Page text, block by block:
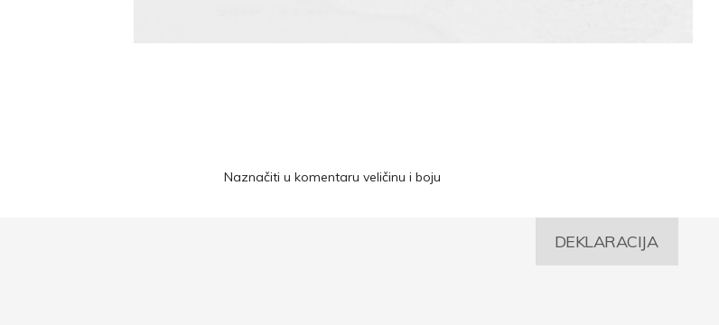
Naznačiti u komentaru veličinu i boju
DEKLARACIJA